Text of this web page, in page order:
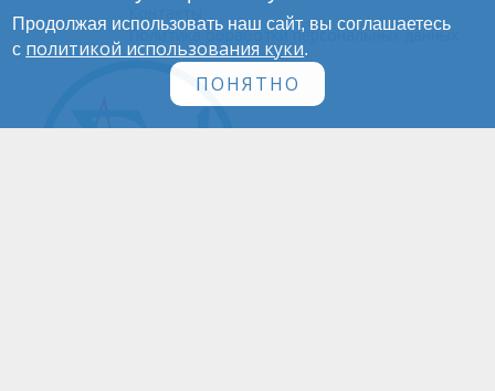
Политика обработки персональных данных
Продолжая использовать наш сайт, вы соглашаетесь
с политикой использования куки.
ПОНЯТНО